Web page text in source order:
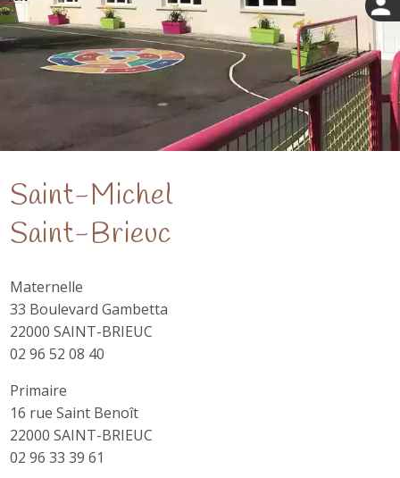
Saint-Michel
Saint-Brieuc
Maternelle
33 Boulevard Gambetta
22000 SAINT-BRIEUC
02 96 52 08 40
Primaire
16 rue Saint Benoît
22000 SAINT-BRIEUC
02 96 33 39 61